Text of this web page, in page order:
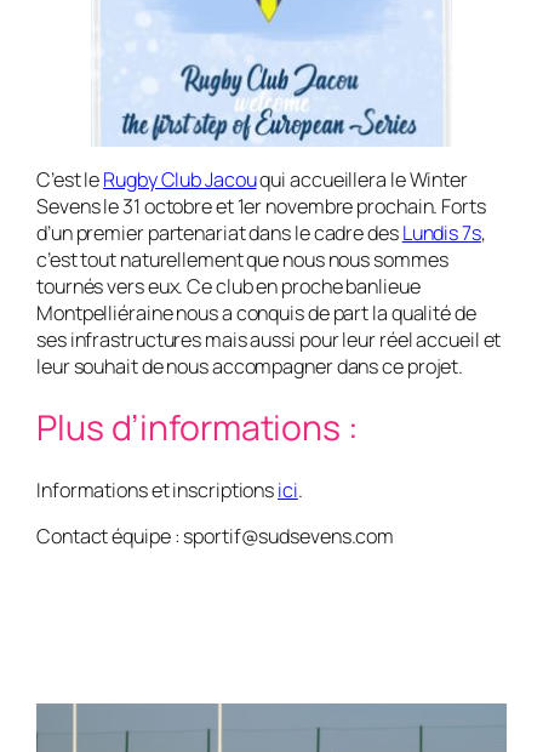
C’est leRugby Club Jacouqui accueillera le Winter
Sevens le 31 octobre et 1er novembre prochain. Forts
d’un premier partenariat dans le cadre desLundis 7s,
c’est tout naturellement que nous nous sommes
tournés vers eux. Ce club en proche banlieue
Montpelliéraine nous a conquis de part la qualité de
ses infrastructures mais aussi pour leur réel accueil et
leur souhait de nous accompagner dans ce projet.
Plus d’informations :
Informations et inscriptionsici.
Contact équipe : sportif@sudsevens.com